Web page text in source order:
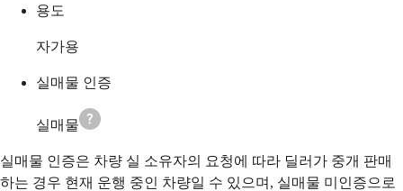
용도
자가용
실매물 인증
실매물
실매물 인증은 차량 실 소유자의 요청에 따라 딜러가 중개 판매
하는 경우 현재 운행 중인 차량일 수 있으며, 실매물 미인증으로